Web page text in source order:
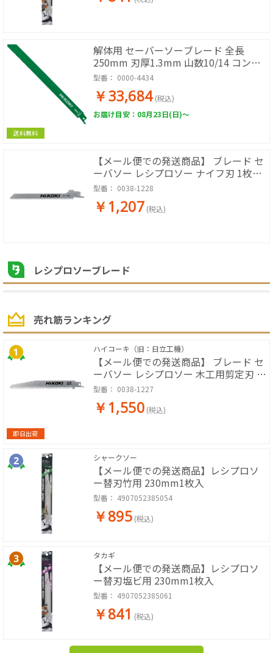
送料無料
解体用 セーバーソーブレード 全長
250mm 刃厚1.3mm 山数10/14 コンビ
ネーション刃 No.223CW 50枚入り
[KH13]
型番： 0000-4434
￥33,684 (税込)
お届け目安：08月23日(日)～
【メール便での発送商品】 ブレード セ
ーバソー レシプロソー ナイフ刃 1枚入
00381228 [KH13]
型番： 0038-1228
￥1,207 (税込)
レシプロソーブレード
売れ筋ランキング
即日出荷
ハイコーキ（旧：日立工機）
【メール便での発送商品】 ブレード セ
ーバソー レシプロソー 木工用剪定刃 1
枚入 00381227 [KH13]
型番： 0038-1227
￥1,550 (税込)
シャークソー
【メール便での発送商品】レシプロソ
ー替刃竹用 230mm1枚入
型番： 4907052385054
￥895 (税込)
タカギ
【メール便での発送商品】レシプロソ
ー替刃塩ビ用 230mm1枚入
型番： 4907052385061
￥841 (税込)